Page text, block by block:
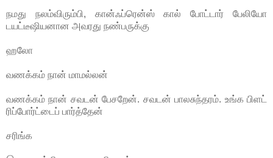
நமது நலம்விரும்பி, கான்ஃப்ரென்ஸ் கால் போட்டார் பேலியோ
டயட்டீஷியனான அவரது நண்பருக்கு
ஹலோ
வணக்கம் நான் மாமல்லன்
வணக்கம் நான் சவடன் பேசறேன். சவடன் பாலசுந்தரம். உங்க பிளட்
ரிப்போர்ட்டைப் பார்த்தேன்
சரிங்க